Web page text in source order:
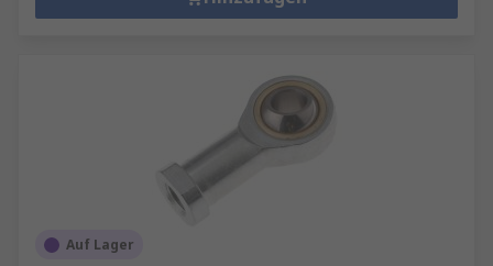
Auf Lager